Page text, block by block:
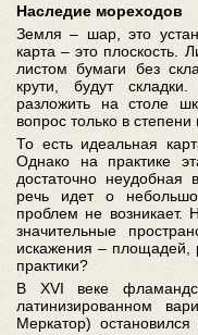
Наследие мореходов
Земля – шар, это
карта – это плоскость.
листом бумаги без
крути, будут
разложить на столе
вопрос только в степени
То есть идеальная
Однако на практике
достаточно неудобная
речь идет о
проблем не возникает.
значительные
искажения – площадей,
практики?
В XVI веке
латинизированном
Меркатор)